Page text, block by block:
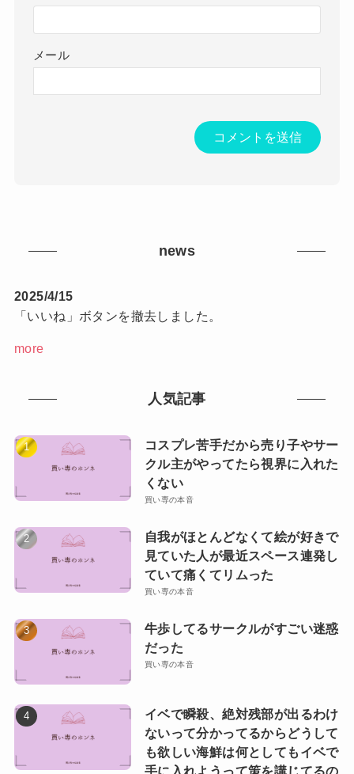
メール
news
2025/4/15
「いいね」ボタンを撤去しました。
more
人気記事
コスプレ苦手だから売り子やサー
クル主がやってたら視界に入れた
くない
買い専の本音
自我がほとんどなくて絵が好きで
見ていた人が最近スペース連発し
ていて痛くてリムった
買い専の本音
牛歩してるサークルがすごい迷惑
だった
買い専の本音
イベで瞬殺、絶対残部が出るわけ
ないって分かってるからどうして
も欲しい海鮮は何としてもイベで
手に入れようって策を講じてるの